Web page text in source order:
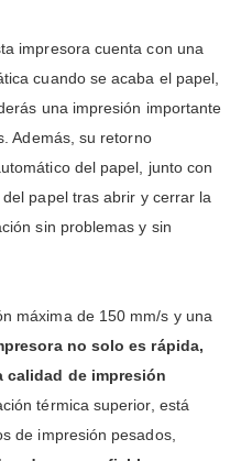
impresora cuenta con una
cuando se acaba el papel,
una impresión importante
Además, su retorno
del papel, junto con
papel tras abrir y cerrar la
sin problemas y sin
máxima de 150 mm/s y una
no solo es rápida,
calidad de impresión
térmica superior, está
de impresión pesados,